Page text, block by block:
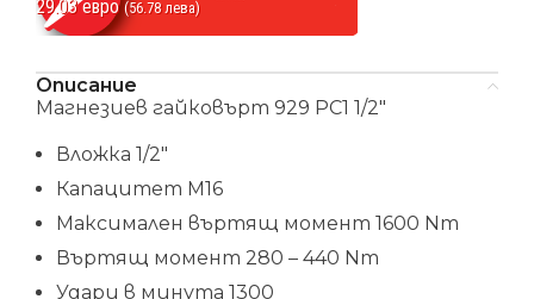
29.03 евро(56.78 лева)
Описание
Магнезиев гайковърт 929 PC1 1/2″
Вложка 1/2″
Капацитет М16
Максимален въртящ момент 1600 Nm
Въртящ момент 280 – 440 Nm
Удари в минута 1300